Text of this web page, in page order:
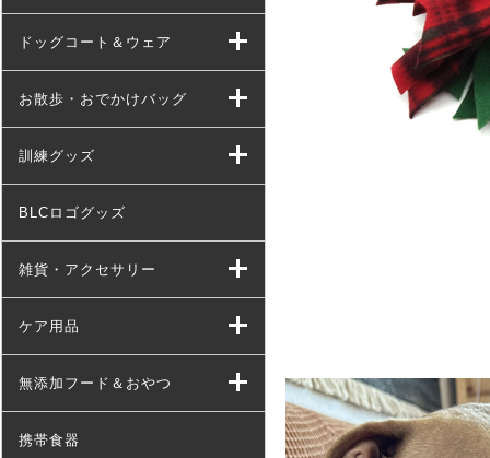
ドッグコート＆ウェア
お散歩・おでかけバッグ
訓練グッズ
BLCロゴグッズ
雑貨・アクセサリー
ケア用品
無添加フード＆おやつ
携帯食器